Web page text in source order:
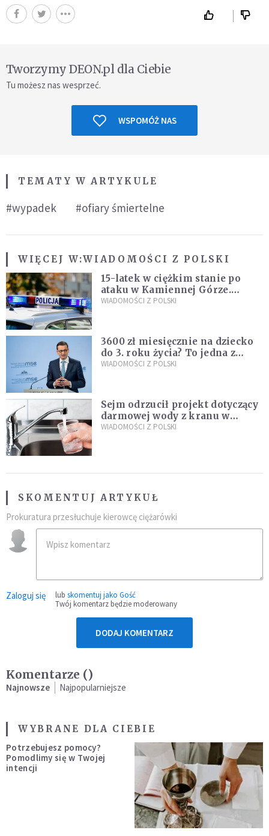
Tworzymy DEON.pl dla Ciebie
Tu możesz nas wesprzeć.
WSPOMÓŻ NAS
TEMATY W ARTYKULE
#wypadek #ofiary śmiertelne
WIĘCEJ W:WIADOMOŚCI Z POLSKI
15-latek w ciężkim stanie po
ataku w Kamiennej Górze.
Policja zatrzymała dwóch
WIADOMOŚCI Z POLSKI
3600 zł miesięcznie na dziecko
do 3. roku życia? To jedna z
propozycji programu "Rozwój
WIADOMOŚCI Z POLSKI
Sejm odrzucił projekt dotyczący
darmowej wody z kranu w
restauracjach
WIADOMOŚCI Z POLSKI
SKOMENTUJ ARTYKUŁ
Prokuratura przesłuchuje kierowcę ciężarówki
Zaloguj się lub skomentuj jako Gość
Twój komentarz będzie moderowany
DODAJ KOMENTARZ
Komentarze ()
Najnowsze Najpopularniejsze
WYBRANE DLA CIEBIE
Potrzebujesz pomocy?
Pomodlimy się w Twojej
intencji